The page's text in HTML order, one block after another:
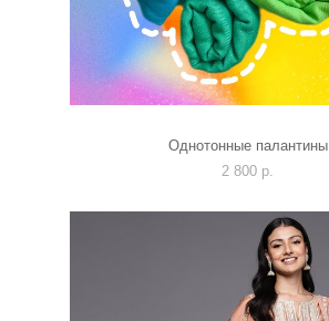
Однотонные палантины
2 800 p.